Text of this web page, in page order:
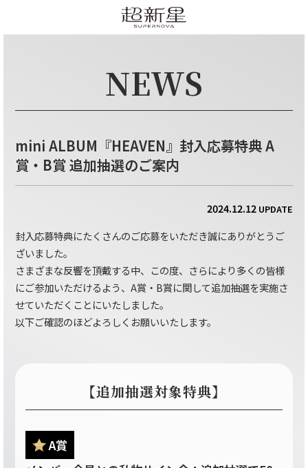
NEWS
mini ALBUM『HEAVEN』封入応募特典 A
賞・B賞 追加抽選のご案内
2024.12.12 UPDATE
封入応募特典にたくさんのご応募をいただき誠にありがとうご
ざいました。
さまざまな反響を頂戴する中、この度、さらにより多くの皆様
にご参加いただけるよう、A賞・B賞に関して追加抽選を実施さ
せていただくことにいたしました。
以下ご確認のほどよろしくお願いいたします。
【追加抽選対象特典】
A賞